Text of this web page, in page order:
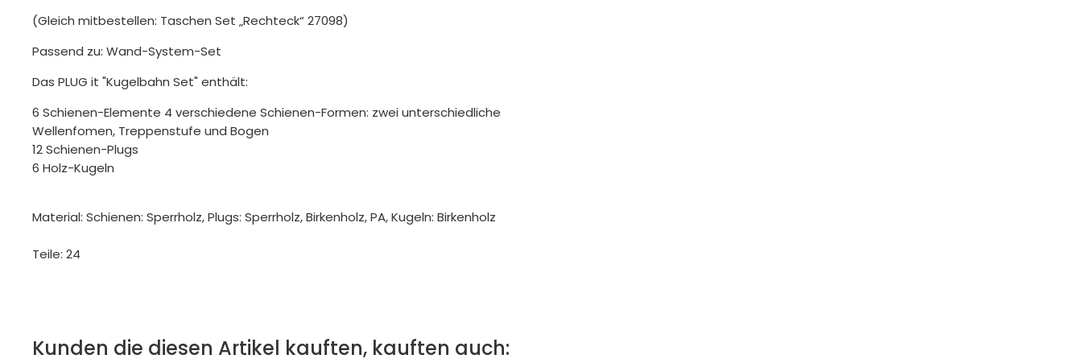
(Gleich mitbestellen: Taschen Set „Rechteck“ 27098)
Passend zu: Wand-System-Set
Das PLUG it "Kugelbahn Set" enthält:
6 Schienen-Elemente 4 verschiedene Schienen-Formen: zwei unterschiedliche
Wellenfomen, Treppenstufe und Bogen
12 Schienen-Plugs
6 Holz-Kugeln
Material: Schienen: Sperrholz, Plugs: Sperrholz, Birkenholz, PA, Kugeln: Birkenholz
Teile: 24
Kunden die diesen Artikel kauften, kauften auch: